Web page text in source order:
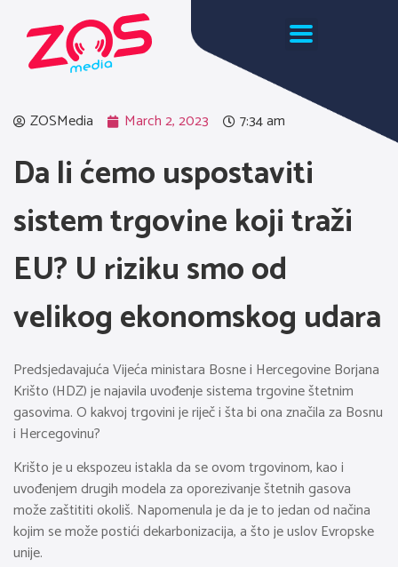
ZOSMedia March 2, 2023 7:34 am
Da li ćemo uspostaviti
sistem trgovine koji traži
EU? U riziku smo od
velikog ekonomskog udara
Predsjedavajuća Vijeća ministara Bosne i Hercegovine Borjana
Krišto (HDZ) je najavila uvođenje sistema trgovine štetnim
gasovima. O kakvoj trgovini je riječ i šta bi ona značila za Bosnu
i Hercegovinu?
Krišto je u ekspozeu istakla da se ovom trgovinom, kao i
uvođenjem drugih modela za oporezivanje štetnih gasova
može zaštititi okoliš. Napomenula je da je to jedan od načina
kojim se može postići dekarbonizacija, a što je uslov Evropske
unije.